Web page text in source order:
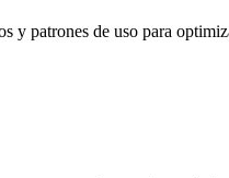
y patrones de uso para